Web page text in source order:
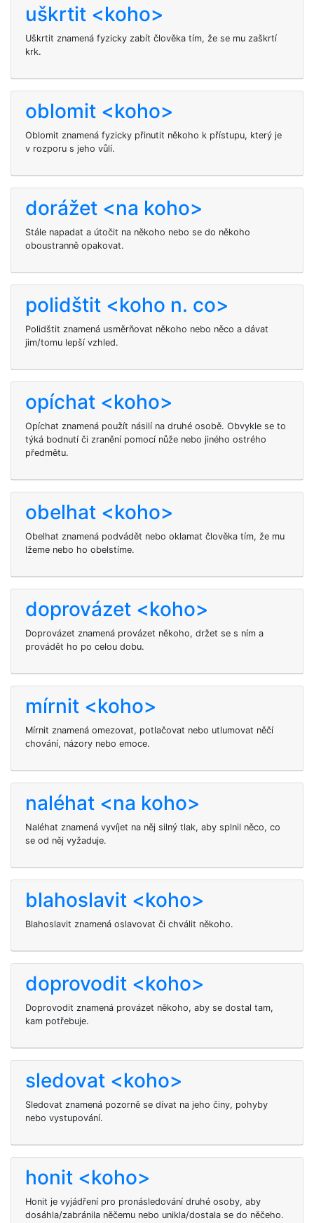
uškrtit <koho>
Uškrtit znamená fyzicky zabít člověka tím, že se mu zaškrtí
krk.
oblomit <koho>
Oblomit znamená fyzicky přinutit někoho k přístupu, který je
v rozporu s jeho vůlí.
dorážet <na koho>
Stále napadat a útočit na někoho nebo se do někoho
oboustranně opakovat.
polidštit <koho n. co>
Polidštit znamená usměrňovat někoho nebo něco a dávat
jim/tomu lepší vzhled.
opíchat <koho>
Opíchat znamená použít násilí na druhé osobě. Obvykle se to
týká bodnutí či zranění pomocí nůže nebo jiného ostrého
předmětu.
obelhat <koho>
Obelhat znamená podvádět nebo oklamat člověka tím, že mu
lžeme nebo ho obelstíme.
doprovázet <koho>
Doprovázet znamená provázet někoho, držet se s ním a
provádět ho po celou dobu.
mírnit <koho>
Mírnit znamená omezovat, potlačovat nebo utlumovat něčí
chování, názory nebo emoce.
naléhat <na koho>
Naléhat znamená vyvíjet na něj silný tlak, aby splnil něco, co
se od něj vyžaduje.
blahoslavit <koho>
Blahoslavit znamená oslavovat či chválit někoho.
doprovodit <koho>
Doprovodit znamená provázet někoho, aby se dostal tam,
kam potřebuje.
sledovat <koho>
Sledovat znamená pozorně se dívat na jeho činy, pohyby
nebo vystupování.
honit <koho>
Honit je vyjádření pro pronásledování druhé osoby, aby
dosáhla/zabránila něčemu nebo unikla/dostala se do něčeho.